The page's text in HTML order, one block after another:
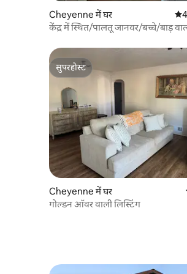
Cheyenne में घर
केंद्र में स्थित/पालतू जानवर/बच्चे/बाड़
सुपरहोस्ट
सुपरहोस्ट
Cheyenne में घर
गोल्डन ऑवर वाली लिस्टिंग